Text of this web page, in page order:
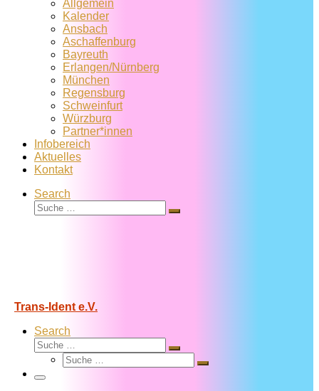
Allgemein
Kalender
Ansbach
Aschaffenburg
Bayreuth
Erlangen/Nürnberg
München
Regensburg
Schweinfurt
Würzburg
Partner*innen
Infobereich
Aktuelles
Kontakt
Search
Suche
Suche
Trans-Ident e.V.
Search
Suche
Suche
Suche
Suche
Menü